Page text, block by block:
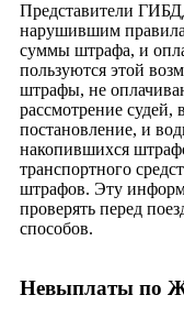
Представители
нарушившим
суммы штрафа, и
пользуются этой
штрафы, не
рассмотрение судей,
постановление, и
накопившихся
транспортного
штрафов. Эту
проверять перед
способов.
Невыплаты по